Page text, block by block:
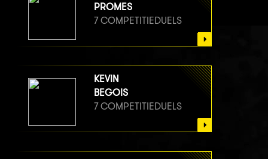
PROMES
7 COMPETITIEDUELS
KEVIN
BEGOIS
7 COMPETITIEDUELS